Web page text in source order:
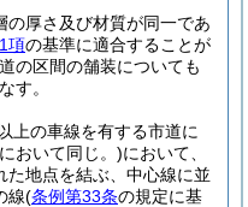
の厚さ及び材質が同一であ
項の基準に適合することが
の区間の舗装についても
す。
上の車線を有する市道に
において同じ。)において、
地点を結ぶ、中心線に並
線(条例第33条の規定に基